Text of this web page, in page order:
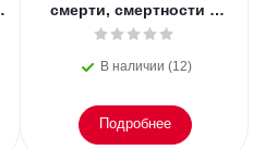
смерти, смертности и
раскрытии
осталось. Блэк
В наличии (12)
Подробнее